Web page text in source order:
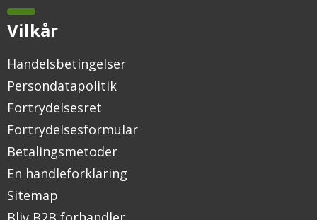
Vilkår
Handelsbetingelser
Persondatapolitik
Fortrydelsesret
Fortrydelsesformular
Betalingsmetoder
En handleforklaring
Sitemap